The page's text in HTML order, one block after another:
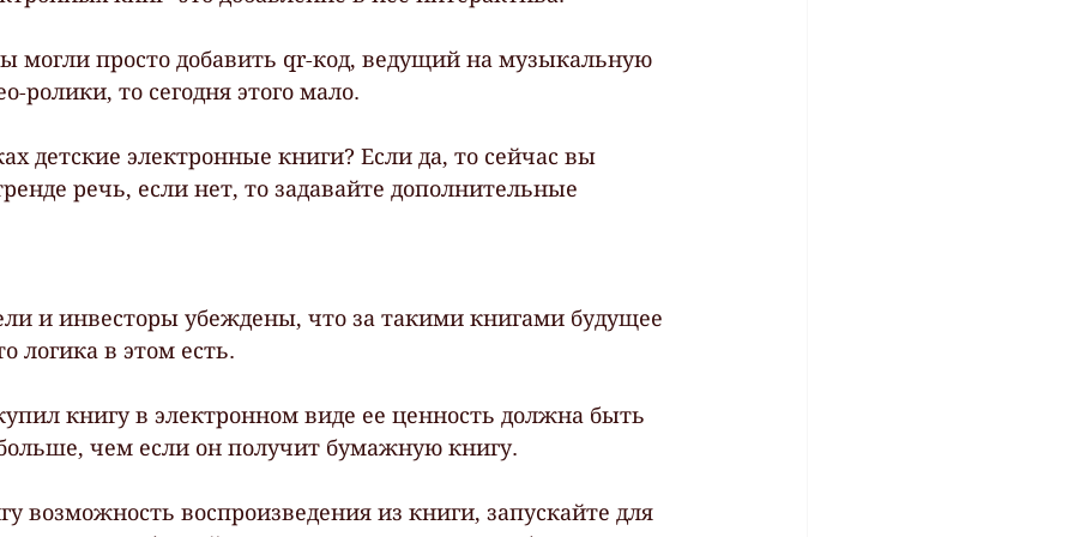
могли просто добавить qr-код, ведущий на музыкальную
ролики, то сегодня этого мало.
детские электронные книги? Если да, то сейчас вы
речь, если нет, то задавайте дополнительные
и инвесторы убеждены, что за такими книгами будущее
логика в этом есть.
книгу в электронном виде ее ценность должна быть
чем если он получит бумажную книгу.
возможность воспроизведения из книги, запускайте для